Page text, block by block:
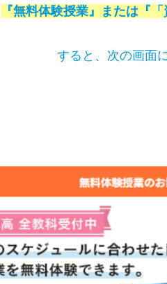
『無料体験授業』または『「
すると、次の画面